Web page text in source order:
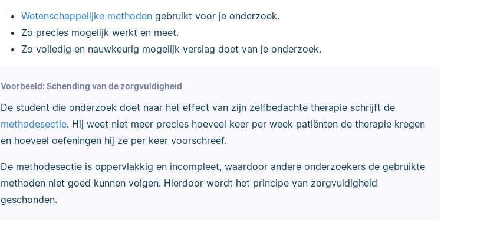
Wetenschappelijke methoden gebruikt voor je onderzoek.
Zo precies mogelijk werkt en meet.
Zo volledig en nauwkeurig mogelijk verslag doet van je onderzoek.
Voorbeeld: Schending van de zorgvuldigheid
De student die onderzoek doet naar het effect van zijn zelfbedachte therapie schrijft de
methodesectie. Hij weet niet meer precies hoeveel keer per week patiënten de therapie kregen
en hoeveel oefeningen hij ze per keer voorschreef.
De methodesectie is oppervlakkig en incompleet, waardoor andere onderzoekers de gebruikte
methoden niet goed kunnen volgen. Hierdoor wordt het principe van zorgvuldigheid
geschonden.